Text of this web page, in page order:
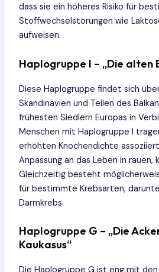
dass sie ein höheres Risiko für
Stoffwechselstörungen wie
aufweisen.
Haplogruppe I – „Die alten
Diese Haplogruppe findet sich
Skandinavien und Teilen des
frühesten Siedlern Europas in
Menschen mit Haplogruppe I
erhöhten Knochendichte
Anpassung an das Leben in rauen,
Gleichzeitig besteht
für bestimmte Krebsarten,
Darmkrebs.
Haplogruppe G – „Die
Kaukasus“